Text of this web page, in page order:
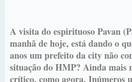
A visita do espirituoso Pavan
manhã de hoje, está dando o
anos um prefeito da city não
situação do HMP? Ainda mais
crítico, como agora. Inúmeros